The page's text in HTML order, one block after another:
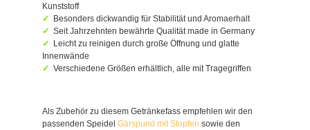
Kunststoff
Besonders dickwandig für Stabilität und Aromaerhalt
Seit Jahrzehnten bewährte Qualität made in Germany
Leicht zu reinigen durch große Öffnung und glatte
Innenwände
Verschiedene Größen erhältlich, alle mit Tragegriffen
Als Zubehör zu diesem Getränkefass empfehlen wir den
passenden Speidel Gärspund mit Stopfen sowie den